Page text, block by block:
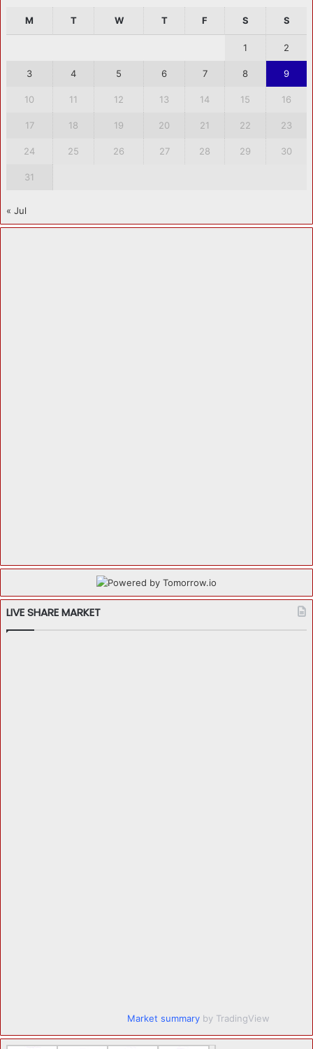
M T W T F S S
1 2
3 4 5 6 7 8 9
10 11 12 13 14 15 16
17 18 19 20 21 22 23
24 25 26 27 28 29 30
31
« Jul
LIVE SHARE MARKET
Market summary by TradingView